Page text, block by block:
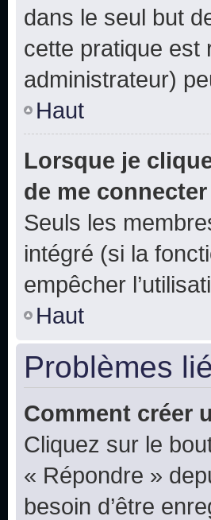
dans le seul but
cette pratique est
administrateur)
Haut
Lorsque je
de me
Seuls les
intégré (si la
empêcher
Haut
Problèmes
Comment créer
Cliquez sur le
« Répondre »
besoin d’être